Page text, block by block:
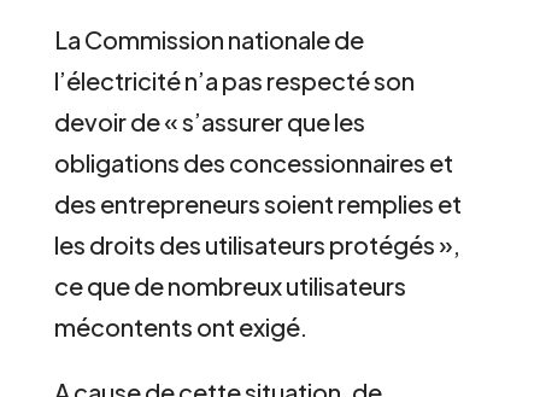
La Commission nationale de
l’électricité n’a pas respecté son
devoir de « s’assurer que les
obligations des concessionnaires et
des entrepreneurs soient remplies et
les droits des utilisateurs protégés »,
ce que de nombreux utilisateurs
mécontents ont exigé.